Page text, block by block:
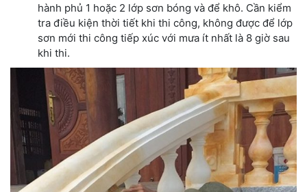
hành phủ 1 hoặc 2 lớp sơn bóng và để khô. Cần kiểm
tra điều kiện thời tiết khi thi công, không được để lớp
sơn mới thi công tiếp xúc với mưa ít nhất là 8 giờ sau
khi thi.